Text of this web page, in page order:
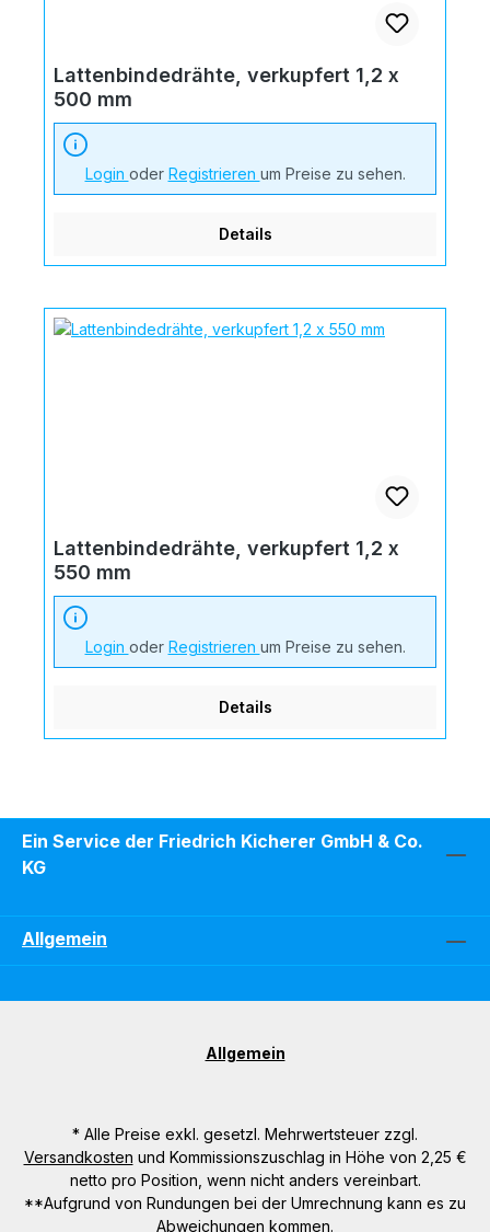
Lattenbindedrähte, verkupfert 1,2 x
500 mm
Login oder Registrieren um Preise zu sehen.
Details
Lattenbindedrähte, verkupfert 1,2 x
550 mm
Login oder Registrieren um Preise zu sehen.
Details
Ein Service der Friedrich Kicherer GmbH & Co.
KG
Allgemein
Allgemein
* Alle Preise exkl. gesetzl. Mehrwertsteuer zzgl.
Versandkosten und Kommissionszuschlag in Höhe von 2,25 €
netto pro Position, wenn nicht anders vereinbart.
**Aufgrund von Rundungen bei der Umrechnung kann es zu
Abweichungen kommen.